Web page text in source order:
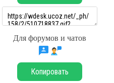
Для форумов и чатов
Копировать